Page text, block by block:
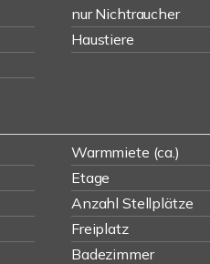
nur Nichtraucher
Haustiere
Warmmiete (ca.)
Etage
Anzahl Stellplätze
Freiplatz
Badezimmer